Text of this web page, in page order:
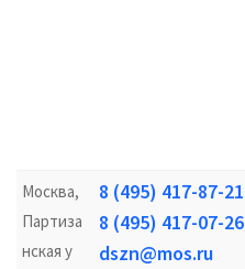
Москва,
Партиза
нская у
8 (495) 417-87-21
8 (495) 417-07-26
dszn@mos.ru